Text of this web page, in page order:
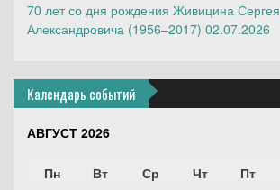
70 лет со дня рождения Живицина Сергея
Александровича (1956–2017) 02.07.2026
Календарь событий
АВГУСТ 2026
Пн Вт Ср Чт Пт